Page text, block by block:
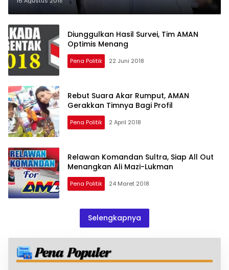
Diunggulkan Hasil Survei, Tim AMAN
Optimis Menang
Pena Politik 22 Juni 2018
Rebut Suara Akar Rumput, AMAN
Gerakkan Timnya Bagi Profil
Pena Politik 2 April 2018
Relawan Komandan Sultra, Siap All Out
Menangkan Ali Mazi-Lukman
Pena Politik 24 Maret 2018
Selengkapnya